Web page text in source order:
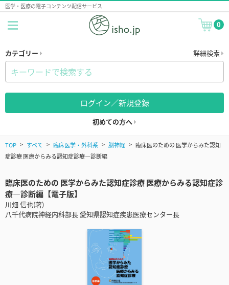
医学・医療の電子コンテンツ配信サービス
0
カテゴリー 詳細検索
ログイン／新規登録
初めての方へ
TOP すべて 臨床医学・外科系 脳神経
臨床医のための 医学からみた認知
症診療 医療からみる認知症診療―診断編
臨床医のための 医学からみた認知症診療 医療からみる認知症診
療―診断編【電子版】
川畑 信也(著)
八千代病院神経内科部長 愛知県認知症疾患医療センター長